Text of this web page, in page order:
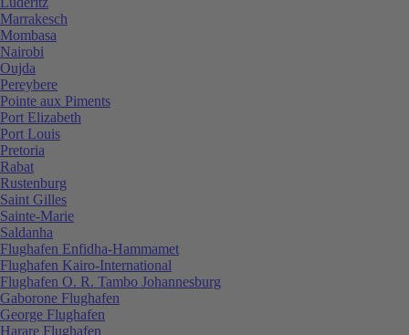
Marrakesch
Mombasa
Nairobi
Oujda
Pereybere
Pointe aux Piments
Port Elizabeth
Port Louis
Pretoria
Rabat
Rustenburg
Saint Gilles
Sainte-Marie
Saldanha
Flughafen Enfidha-Hammamet
Flughafen Kairo-International
Flughafen O. R. Tambo Johannesburg
Gaborone Flughafen
George Flughafen
Harare Flughafen